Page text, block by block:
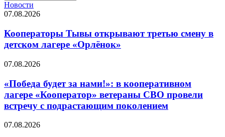
Новости
07.08.2026
Кооператоры Тывы открывают третью смену в
детском лагере «Орлёнок»
07.08.2026
«Победа будет за нами!»: в кооперативном
лагере «Кооператор» ветераны СВО провели
встречу с подрастающим поколением
07.08.2026